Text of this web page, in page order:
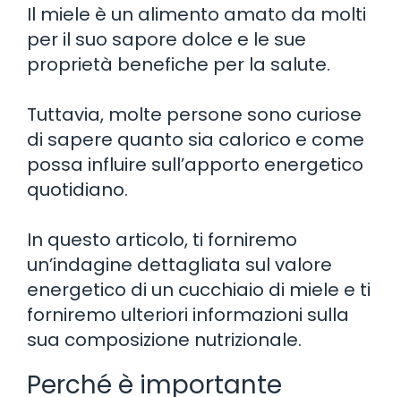
Il miele è un alimento amato da molti
per il suo sapore dolce e le sue
proprietà benefiche per la salute.
Tuttavia, molte persone sono curiose
di sapere quanto sia calorico e come
possa influire sull’apporto energetico
quotidiano.
In questo articolo, ti forniremo
un’indagine dettagliata sul valore
energetico di un cucchiaio di miele e ti
forniremo ulteriori informazioni sulla
sua composizione nutrizionale.
Perché è importante